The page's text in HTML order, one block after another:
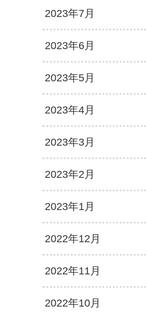
2023年7月
2023年6月
2023年5月
2023年4月
2023年3月
2023年2月
2023年1月
2022年12月
2022年11月
2022年10月